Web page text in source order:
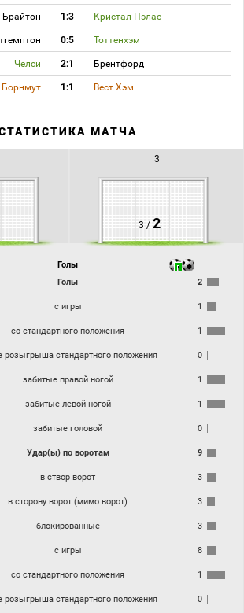
Брайтон 1:3 Кристал Пэлас
0:5 Тоттенхэм
Челси 2:1 Брентфорд
Борнмут 1:1 Вест Хэм
МАТЧА
3
3 /2
Голы
Голы 2
с игры 1
со стандартного положения 1
розыгрыша стандартного положения 0
забитые правой ногой 1
забитые левой ногой 1
забитые головой 0
Удар(ы) по воротам 9
в створ ворот 3
в сторону ворот (мимо ворот) 3
блокированные 3
с игры 8
со стандартного положения 1
розыгрыша стандартного положения 0